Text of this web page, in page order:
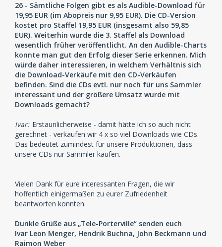
26 - Sämtliche Folgen gibt es als Audible-Download für
19,95 EUR (im Abopreis nur 9,95 EUR). Die CD-Version
kostet pro Staffel 19,95 EUR (insgesamt also 59,85
EUR). Weiterhin wurde die 3. Staffel als Download
wesentlich früher veröffentlicht. An den Audible-Charts
konnte man gut den Erfolg dieser Serie erkennen. Mich
würde daher interessieren, in welchem Verhältnis sich
die Download-Verkäufe mit den CD-Verkäufen
befinden. Sind die CDs evtl. nur noch für uns Sammler
interessant und der größere Umsatz wurde mit
Downloads gemacht?
Ivar: Erstaunlicherweise - damit hätte ich so auch nicht
gerechnet - verkaufen wir 4 x so viel Downloads wie CDs.
Das bedeutet zumindest für unsere Produktionen, dass
unsere CDs nur Sammler kaufen.
Vielen Dank für eure interessanten Fragen, die wir
hoffentlich einigermaßen zu eurer Zufriedenheit
beantworten konnten.
Dunkle Grüße aus „Tele-Porterville“ senden euch
Ivar Leon Menger, Hendrik Buchna, John Beckmann und
Raimon Weber